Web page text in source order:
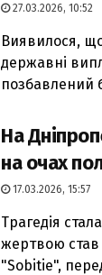
27.03.2026, 10:52
Виявилося,
державні
позбавлений
На
на очах
17.03.2026, 15:57
Трагедія
жертвою став
"Sobitie",